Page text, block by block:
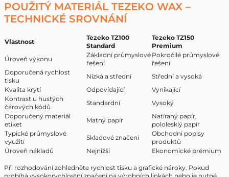
POUŽITÝ MATERIÁL TEZEKO WAX –
TECHNICKÉ SROVNÁNÍ
Vlastnost
Tezeko TZ100
Standard
Tezeko TZ150
Premium
Úroveň výkonu
Základní průmyslové
řešení
Pokročilé průmyslové
řešení
Doporučená rychlost
tisku
Nízká a střední
Střední a vysoká
Kvalita krytí
Odpovídající
Vynikající
Kontrast u hustých
čárových kódů
Standardní
Vysoký
Doporučený materiál
etiket
Matný papír
Natíraný papír,
pololesklý papír
Typické průmyslové
využití
Skladové značení
Obchodní popisy
produktů
Úroveň nákladů
Nejnižší Ekonomické prémium
Při rozhodování zohledněte rychlost tisku a grafické nároky. Pokud